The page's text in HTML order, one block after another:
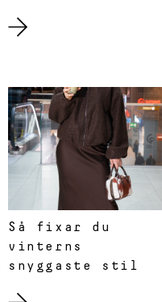
Så fixar du
vinterns
snyggaste stil